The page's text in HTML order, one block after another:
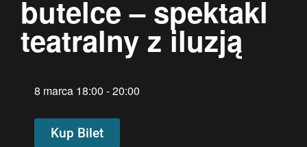
butelce – spektakl
teatralny z iluzją
8 marca 18:00 -20:00
Kup Bilet